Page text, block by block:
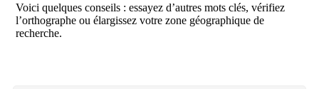
Voici quelques conseils : essayez d’autres mots clés, vérifiez
l’orthographe ou élargissez votre zone géographique de
recherche.